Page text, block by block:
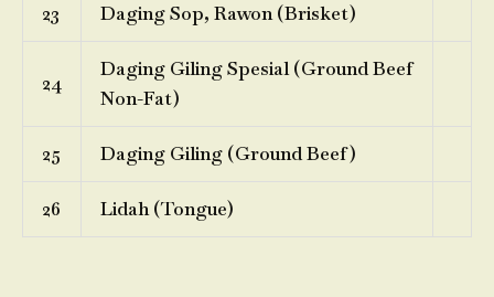
23 Daging Sop, Rawon (Brisket)
24
Daging Giling Spesial (Ground Beef
Non-Fat)
25 Daging Giling (Ground Beef)
26 Lidah (Tongue)